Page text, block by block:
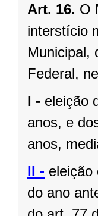
Art. 16. O
interstício
Municipal,
Federal,
I - eleição
anos, e
anos,
II - eleição
do ano